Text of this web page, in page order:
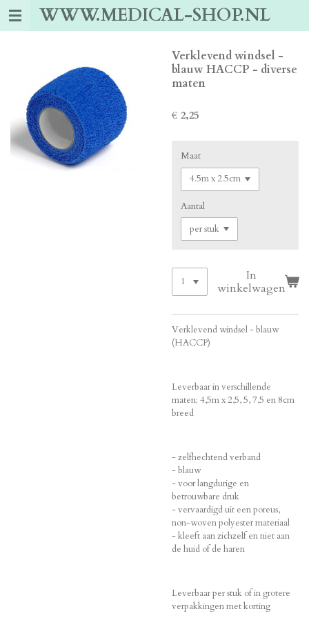
Ga
WWW.MEDICAL-SHOP.NL
Verklevend windsel -
blauw HACCP - diverse
maten
€ 2,25
Maat
Aantal
In
winkelwagen
Verklevend windsel - blauw
(HACCP)
Leverbaar in verschillende
maten; 4,5m x 2,5, 5, 7,5 en 8cm
breed
- zelfhechtend verband
- blauw
- voor langdurige en
betrouwbare druk
- vervaardigd uit een poreus,
non-woven polyester materiaal
- kleeft aan zichzelf en niet aan
de huid of de haren
Leverbaar per stuk of in grotere
verpakkingen met korting